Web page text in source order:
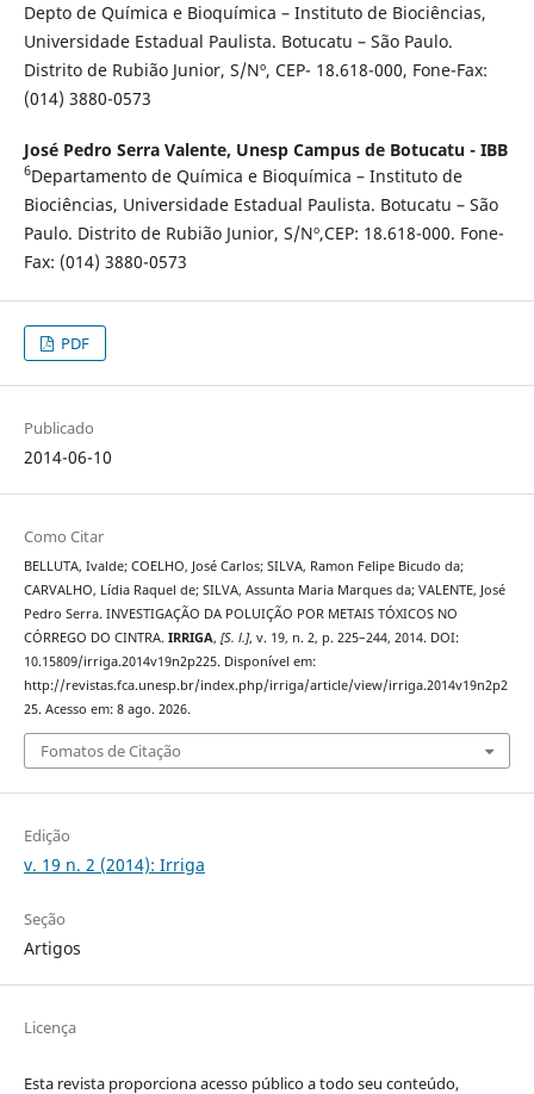
Depto de Química e Bioquímica – Instituto de Biociências,
Universidade Estadual Paulista. Botucatu – São Paulo.
Distrito de Rubião Junior, S/Nº, CEP- 18.618-000, Fone-Fax:
(014) 3880-0573
José Pedro Serra Valente, Unesp Campus de Botucatu - IBB
6Departamento de Química e Bioquímica – Instituto de
Biociências, Universidade Estadual Paulista. Botucatu – São
Paulo. Distrito de Rubião Junior, S/Nº,CEP: 18.618-000. Fone-
Fax: (014) 3880-0573
PDF
Publicado
2014-06-10
Como Citar
BELLUTA, Ivalde; COELHO, José Carlos; SILVA, Ramon Felipe Bicudo da;
CARVALHO, Lídia Raquel de; SILVA, Assunta Maria Marques da; VALENTE, José
Pedro Serra. INVESTIGAÇÃO DA POLUIÇÃO POR METAIS TÓXICOS NO
CÓRREGO DO CINTRA. IRRIGA, [S. l.], v. 19, n. 2, p. 225–244, 2014. DOI:
10.15809/irriga.2014v19n2p225. Disponível em:
http://revistas.fca.unesp.br/index.php/irriga/article/view/irriga.2014v19n2p2
25. Acesso em: 8 ago. 2026.
Fomatos de Citação
Edição
v. 19 n. 2 (2014): Irriga
Seção
Artigos
Licença
Esta revista proporciona acesso público a todo seu conteúdo,